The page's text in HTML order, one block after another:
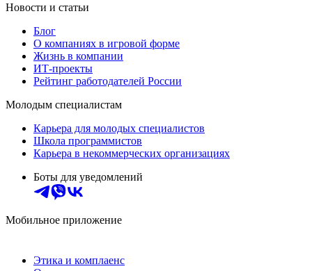
Новости и статьи
Блог
О компаниях в игровой форме
Жизнь в компании
ИТ-проекты
Рейтинг работодателей России
Молодым специалистам
Карьера для молодых специалистов
Школа программистов
Карьера в некоммерческих организациях
Боты для уведомлений
Мобильное приложение
Этика и комплаенс